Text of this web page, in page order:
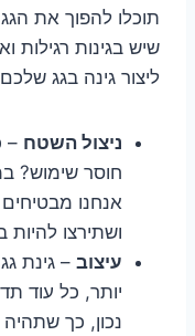
תוכלו להפוך את
שיש בגינות
ליצור גינה בגג
ניצול השטח –
חוסר שימוש?
אנחנו
ושתירצו
עיצוב – גינת
יותר, כל עוד
נכון, כך